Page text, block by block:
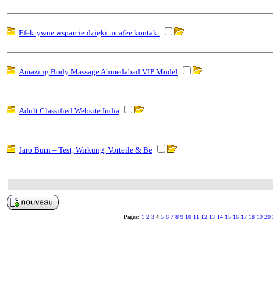
Efektywne wsparcie dzięki mcafee kontakt
Amazing Body Massage Ahmedabad VIP Model
Adult Classified Website India
Jaro Burn – Test, Wirkung, Vorteile & Be
Pages: 1 2 3 4 5 6 7 8 9 10 11 12 13 14 15 16 17 18 19 20